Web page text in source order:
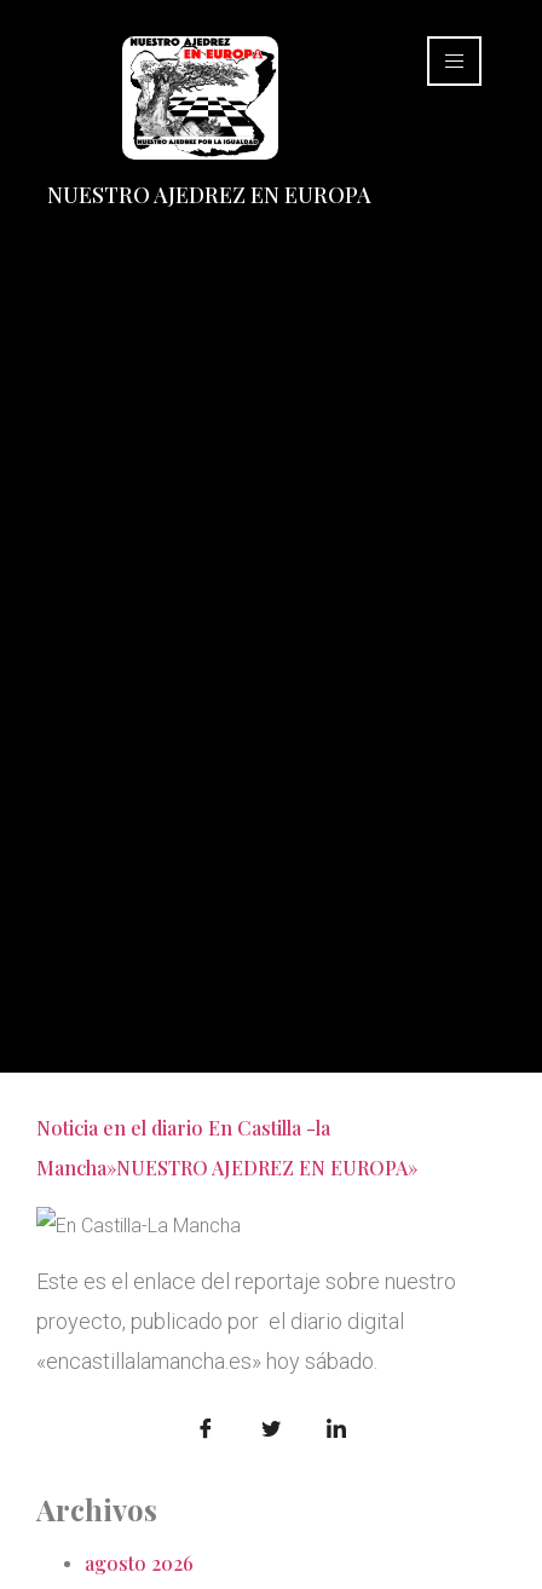
NUESTRO AJEDREZ EN EUROPA
Noticia en el diario En Castilla -la
Mancha»NUESTRO AJEDREZ EN EUROPA»
Este es el enlace del reportaje sobre nuestro
proyecto, publicado por el diario digital
«encastillalamancha.es» hoy sábado.
Archivos
agosto 2026